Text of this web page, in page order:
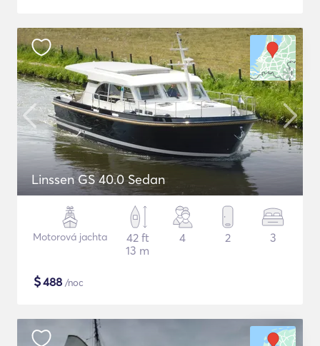
Linssen GS 40.0 Sedan
Motorová jachta
42 ft
13 m
4 2 3
$488 /noc